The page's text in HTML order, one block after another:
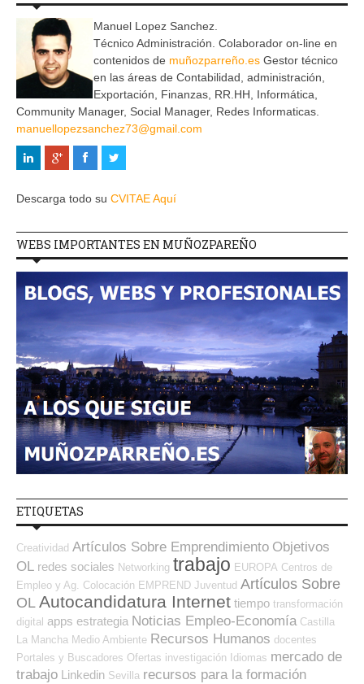
Manuel Lopez Sanchez.
Técnico Administración. Colaborador on-line en
contenidos de muñozparreño.es Gestor técnico
en las áreas de Contabilidad, administración,
Exportación, Finanzas, RR.HH, Informática,
Community Manager, Social Manager, Redes Informaticas.
manuellopezsanchez73@gmail.com
Descarga todo su CVITAE Aquí
WEBS IMPORTANTES EN MUÑOZPAREÑO
ETIQUETAS
Creatividad Artículos Sobre Emprendimiento Objetivos
OL redes sociales Networking trabajo EUROPA Centros de
Empleo y Ag. Colocación EMPREND Juventud Artículos Sobre
OL Autocandidatura Internet tiempo transformación
digital apps estrategia Noticias Empleo-Economía Castilla
La Mancha Medio Ambiente Recursos Humanos docentes
Portales y Buscadores Ofertas investigación Idiomas mercado de
trabajo Linkedin Sevilla recursos para la formación